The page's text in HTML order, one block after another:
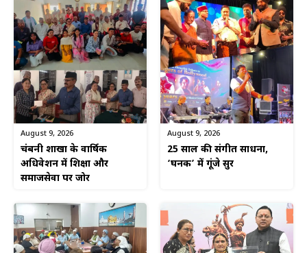
August 9, 2026
चंद्रबनी शाखा के वार्षिक
अधिवेशन में शिक्षा और
समाजसेवा पर जोर
August 9, 2026
25 साल की संगीत साधना,
‘घनक’ में गूंजे सुर